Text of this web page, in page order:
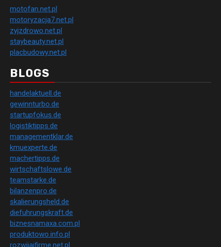
motofan.net.pl
motoryzacja7.net.pl
zyjzdrowo.net.pl
staybeauty.net.pl
placbudowy.net.pl
BLOGS
handelaktuell.de
gewinnturbo.de
startupfokus.de
logistiktipps.de
managementklar.de
kmuexperte.de
machertipps.de
wirtschaftslowe.de
teamstarke.de
bilanzenpro.de
skalierungsheld.de
diefuhrungskraft.de
biznesnamaxa.com.pl
produktowo.info.pl
rozwijajfirme.net.pl